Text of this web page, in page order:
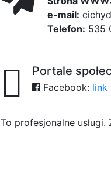
e-mail: cichyd
Telefon: 535
Portale
Facebook: link
To profesjonalne